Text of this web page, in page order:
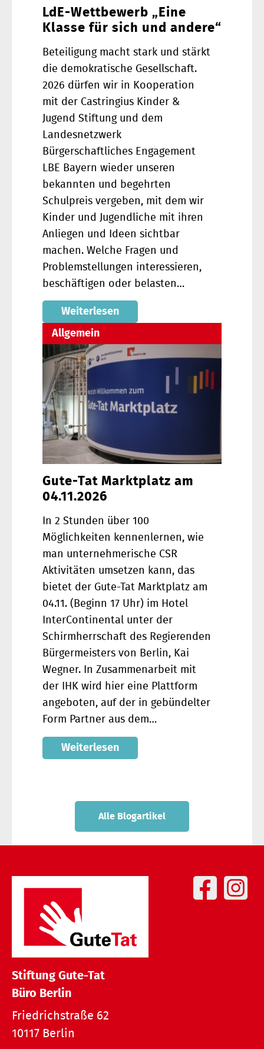
LdE-Wettbewerb „Eine
Klasse für sich und andere“
Beteiligung macht stark und stärkt
die demokratische Gesellschaft.
2026 dürfen wir in Kooperation
mit der Castringius Kinder &
Jugend Stiftung und dem
Landesnetzwerk
Bürgerschaftliches Engagement
LBE Bayern wieder unseren
bekannten und begehrten
Schulpreis vergeben, mit dem wir
Kinder und Jugendliche mit ihren
Anliegen und Ideen sichtbar
machen. Welche Fragen und
Problemstellungen interessieren,
beschäftigen oder belasten…
Weiterlesen
Allgemein
Gute-Tat Marktplatz am
04.11.2026
In 2 Stunden über 100
Möglichkeiten kennenlernen, wie
man unternehmerische CSR
Aktivitäten umsetzen kann, das
bietet der Gute-Tat Marktplatz am
04.11. (Beginn 17 Uhr) im Hotel
InterContinental unter der
Schirmherrschaft des Regierenden
Bürgermeisters von Berlin, Kai
Wegner. In Zusammenarbeit mit
der IHK wird hier eine Plattform
angeboten, auf der in gebündelter
Form Partner aus dem…
Weiterlesen
Alle Blogartikel
Stiftung Gute-Tat
Büro Berlin
Friedrichstraße 62
10117 Berlin